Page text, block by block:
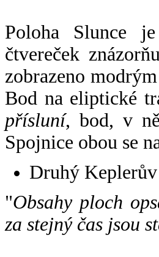
Poloha Slunce
čtvereček
zobrazeno
Bod na eliptické
přísluní, bod, v
Spojnice obou se
Druhý
"Obsahy ploch
za stejný čas jsou